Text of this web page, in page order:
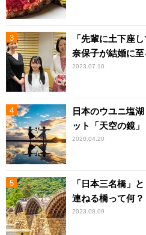
「先輩に土下
奈保子が結婚に至
2023.07.10
日本のウユニ塩
ット「天空の鏡」
2020.04.20
「日本三名橋」
連ねる橋って何？
2023.08.09